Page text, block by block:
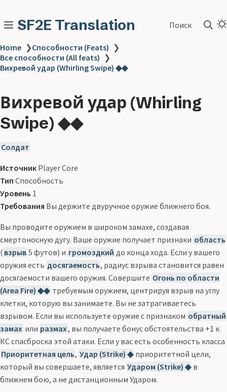
SF2E Translation Поиск
Home ❯Способности (Feats) ❯
Все способности (All feats) ❯
Вихревой удар (Whirling Swipe) ◆◆
Вихревой удар (Whirling
Swipe) ◆◆
Солдат
Источник Player Core
Тип Способность
Уровень 1
Требования Вы держите двуручное оружие ближнего боя.
Вы проводите оружием в широком замахе, создавая
смертоносную дугу. Ваше оружие получает признаки область
( взрыв 5 футов) и громоздкий до конца хода. Если у вашего
оружия есть досягаемость, радиус взрыва становится равен
досягаемости вашего оружия. Совершите Огонь по области
(Area Fire) ◆◆ требуемым оружием, центрируя взрыв на углу
клетки, которую вы занимаете. Вы не затрагиваетесь
взрывом. Если вы используете оружие с признаком обратный
замах или размах, вы получаете бонус обстоятельства +1 к
КС спасброска этой атаки. Если у вас есть особенность класса
Приоритетная цель, Удар (Strike) ◆ приоритетной цели,
который вы совершаете, является Ударом (Strike) ◆ в
ближнем бою, а не дистанционным Ударом.